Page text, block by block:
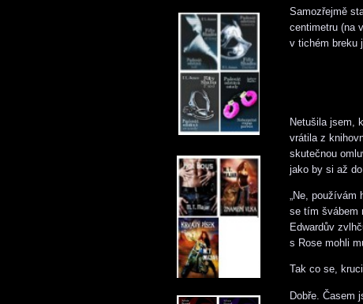
Samozřejmě
centimetru (na
v tichém breku
Netušila jsem,
vrátila z
skutečnou
jako by si až
„Ne,
se tím švábem
Edwardův
s Rose mohli
Tak co se,
Dobře. Časem